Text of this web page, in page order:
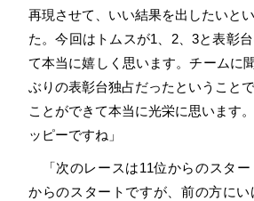
再現させて、いい結果を出したいと
た。今回はトムスが1、2、3と表彰
て本当に嬉しく思います。チームに
ぶりの表彰台独占だったということ
ことができて本当に光栄に思います
ッピーですね」
「次のレースは11位からのスター
からのスタートですが、前の方に